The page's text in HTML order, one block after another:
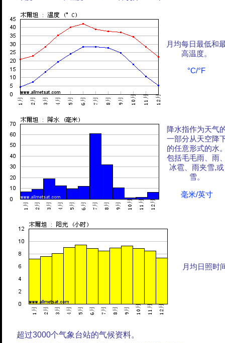
月均每日最低和
高温度。
°C/°F
降水指作为天气
一部分从天空降
的任意形式的水
包括毛毛雨、雨
冰雹、雨夹雪,或
雪。
毫米/英寸
月均日照时
超过3000个气象台站的气候资料。